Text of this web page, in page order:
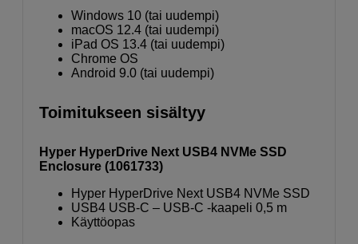
Windows 10 (tai uudempi)
macOS 12.4 (tai uudempi)
iPad OS 13.4 (tai uudempi)
Chrome OS
Android 9.0 (tai uudempi)
Toimitukseen sisältyy
Hyper HyperDrive Next USB4 NVMe SSD
Enclosure (1061733)
Hyper HyperDrive Next USB4 NVMe SSD
USB4 USB-C – USB-C -kaapeli 0,5 m
Käyttöopas